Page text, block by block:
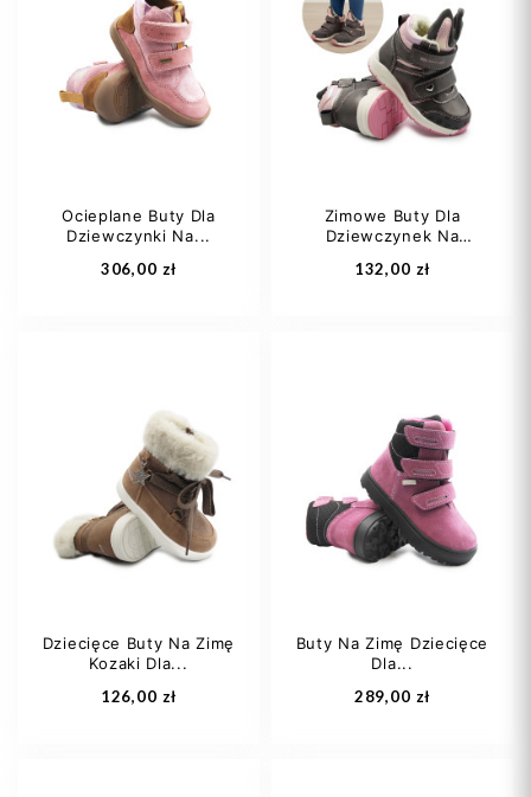
34
Dodaj do koszyka
22 23
24
25
26
Dodaj do koszyka
Ocieplane Buty Dla
Dziewczynki Na...
306,00 zł
29
31
32
33
Dodaj do koszyka
Zimowe Buty Dla
Dziewczynek Na
132,00 zł
25
27
28 +2
Dodaj do koszyka
Dziecięce Buty Na Zimę
Kozaki Dla...
126,00 zł
Buty Na Zimę Dziecięce
Dla...
289,00 zł